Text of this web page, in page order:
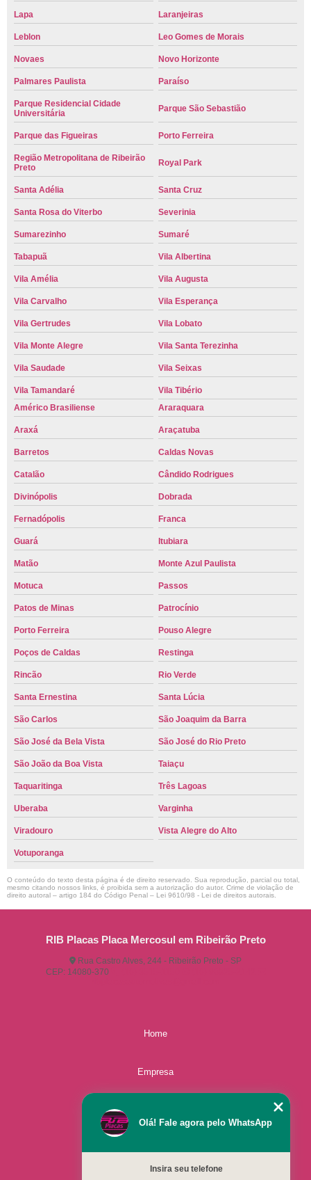
Lapa Laranjeiras
Leblon Leo Gomes de Morais
Novaes Novo Horizonte
Palmares Paulista Paraíso
Parque Residencial Cidade
Universitária
Parque São Sebastião
Parque das Figueiras Porto Ferreira
Região Metropolitana de Ribeirão
Preto
Royal Park
Santa Adélia Santa Cruz
Santa Rosa do Viterbo Severinia
Sumarezinho Sumaré
Tabapuã Vila Albertina
Vila Amélia Vila Augusta
Vila Carvalho Vila Esperança
Vila Gertrudes Vila Lobato
Vila Monte Alegre Vila Santa Terezinha
Vila Saudade Vila Seixas
Vila Tamandaré
Vila Tibério
Américo Brasiliense
Araraquara
Araxá Araçatuba
Barretos Caldas Novas
Catalão Cândido Rodrigues
Divinópolis Dobrada
Fernadópolis Franca
Guará Itubiara
Matão Monte Azul Paulista
Motuca Passos
Patos de Minas Patrocínio
Porto Ferreira Pouso Alegre
Poços de Caldas Restinga
Rincão Rio Verde
Santa Ernestina Santa Lúcia
São Carlos São Joaquim da Barra
São José da Bela Vista São José do Rio Preto
São João da Boa Vista Taiaçu
Taquaritinga Três Lagoas
Uberaba Varginha
Viradouro Vista Alegre do Alto
Votuporanga
O conteúdo do texto desta página é de direito reservado. Sua reprodução, parcial ou total,
mesmo citando nossos links, é proibida sem a autorização do autor. Crime de violação de
direito autoral – artigo 184 do Código Penal – Lei 9610/98 - Lei de direitos autorais
RIB Placas Placa Mercosul em Ribeirão Preto
Rua Castro Alves, 244 - Ribeirão Preto - SP
CEP: 14080-370
Home
Empresa
Olá! Fale agora pelo WhatsApp
Insira seu telefone